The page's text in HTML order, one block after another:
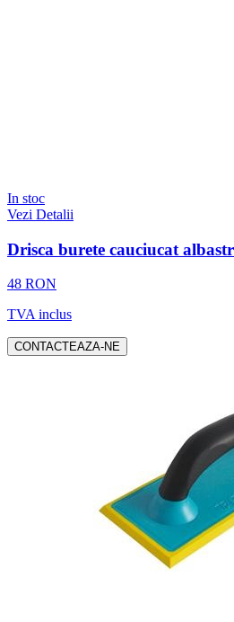
In stoc
Vezi Detalii
Drisca burete cauciucat
48 RON
TVA inclus
CONTACTEAZA-NE